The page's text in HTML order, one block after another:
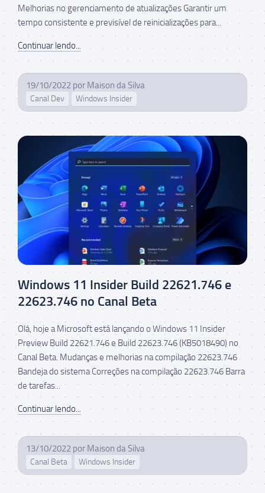
Melhorias no gerenciamento de atualizações Garantir um
tempo consistente e previsível de reinicializações para...
Continuar lendo...
19/10/2022 por Maison da Silva
Canal Dev Windows Insider
Windows 11 Insider Build 22621.746 e
22623.746 no Canal Beta
Olá, hoje a Microsoft está lançando o Windows 11 Insider
Preview Build 22621.746 e Build 22623.746 (KB5018490) no
Canal Beta. Mudanças e melhorias na compilação 22623.746
Bandeja do sistema Correções na compilação 22623.746 Barra
de tarefas...
Continuar lendo...
13/10/2022 por Maison da Silva
Canal Beta Windows Insider